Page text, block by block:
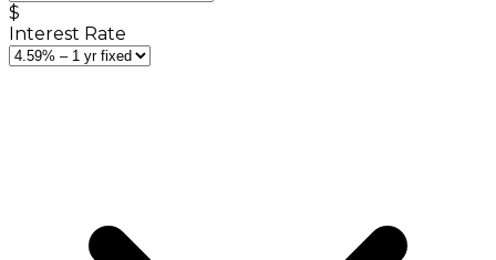
$
Interest Rate